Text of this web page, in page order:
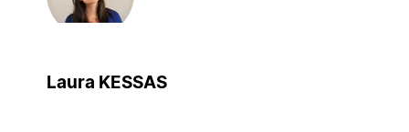
Laura KESSAS